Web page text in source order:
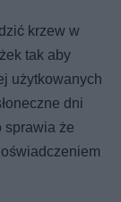
krzew w
tak aby
użytkowanych
dni
sprawia że